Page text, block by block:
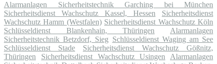
Alarmanlagen Sicherheitstechnik Garching bei München
Sicherheitsdienst Wachschutz Kassel, Hessen
Sicherheitsdienst
Wachschutz Hamm (Westfalen) Sicherheitsdienst Wachschutz Köln
Schlüsseldienst Blankenhain, Thüringen
Alarmanlagen
Sicherheitstechnik Betzdorf, Sieg Schlüsseldienst Waging am See
Schlüsseldienst Stade
Sicherheitsdienst Wachschutz Gößnitz,
Thüringen
Sicherheitsdienst Wachschutz Usingen
Alarmanlagen